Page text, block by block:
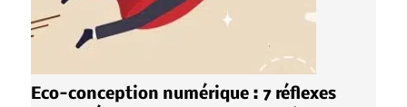
Eco-conception numérique : 7 réflexes